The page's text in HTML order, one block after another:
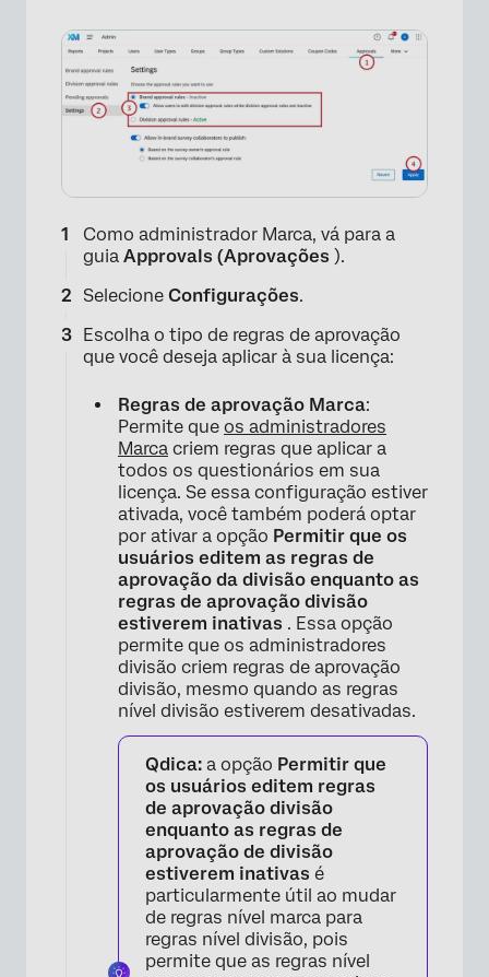
Como administrador Marca, vá para a
guia Approvals (Aprovações ).
Selecione Configurações.
Escolha o tipo de regras de aprovação
que você deseja aplicar à sua licença:
Regras de aprovação Marca:
Permite que os administradores
Marca criem regras que aplicar a
todos os questionários em sua
licença. Se essa configuração estiver
ativada, você também poderá optar
por ativar a opção Permitir que os
usuários editem as regras de
aprovação da divisão enquanto as
regras de aprovação divisão
estiverem inativas . Essa opção
permite que os administradores
divisão criem regras de aprovação
divisão, mesmo quando as regras
nível divisão estiverem desativadas.
Qdica: a opção Permitir que
os usuários editem regras
de aprovação divisão
enquanto as regras de
aprovação de divisão
estiverem inativas é
particularmente útil ao mudar
de regras nível marca para
regras nível divisão, pois
permite que as regras nível